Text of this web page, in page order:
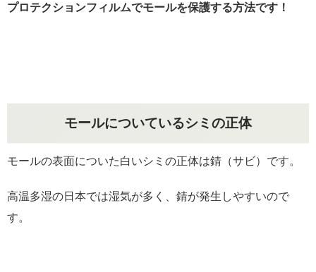
プロテクションフィルムでモールを保護する方法です！
モールについているシミの正体
モールの表面についた白いシミの正体は錆（サビ）です。
高温多湿の日本では湿気が多く、錆が発生しやすいので
す。